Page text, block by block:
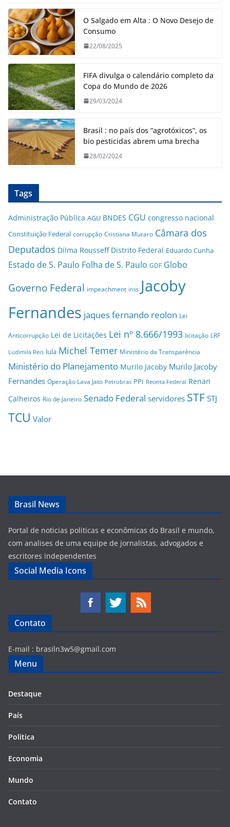
O Salgado em Alta : O Novo Desejo de
Consumo
22/08/2025
FIFA divulga o calendário completo da
Copa do Mundo de 2026
29/03/2024
Brasil : no país dos “agrotóxicos”, os
bio pesticidas abrem uma brecha
28/02/2024
Tags
Administração Pública AGU BNDES CGU congresso nacional
Constituição Federal corrupção Cristiana Muraro Câmara dos
Deputados Dilma Rousseff Distrito Federal Eduardo Cunha
Estado de S. Paulo Folha de S. Paulo GDF Globo
Governo Federal impeachment inss Jacoby
Fernandes jaques fernando reolon Lei
Anticorrupção Lei de Licitações Lei nº 8.666/1993 licitação LRF
Ludimila Reis lula Michel Temer Ministério da Transparência
Ministério do Planejamento Murilo Jacoby Murilo Jacoby
Fernandes Operação Lava Jato Petrobras PPI Receita Federal Renan
Calheiros Rio de Janeiro Senado Federal servidores STF STJ
TCU Valor
Brasil News
Portal de noticias politicas e econômicas do Brasil e mundo,
com analises de uma equipe de jornalistas, advogados e
escritores independentes
Social Media Icons
Contato
E-mail : brasiln3w5@gmail.com
Menu
Destaque
País
Politica
Economia
Mundo
Contato